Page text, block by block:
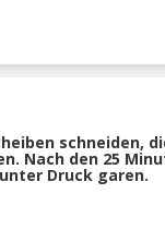
schneiden,
Nach den 25
Druck garen.